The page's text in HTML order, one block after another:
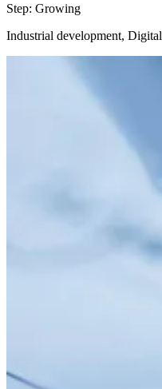
Step: Growing
Industrial development,